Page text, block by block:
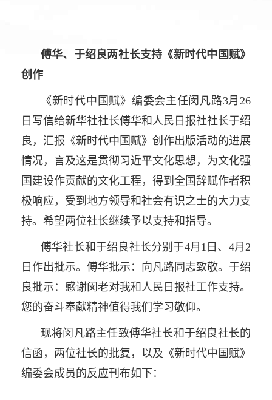
傅华、于绍良两社长支持《新时代中国赋》
创作
《新时代中国赋》编委会主任闵凡路3月26
日写信给新华社社长傅华和人民日报社社长于绍
良，汇报《新时代中国赋》创作出版活动的进展
情况，言及这是贯彻习近平文化思想，为文化强
国建设作贡献的文化工程，得到全国辞赋作者积
极响应，受到地方领导和社会有识之士的大力支
持。希望两位社长继续予以支持和指导。
傅华社长和于绍良社长分别于4月1日、4月2
日作出批示。傅华批示：向凡路同志致敬。于绍
良批示：感谢闵老对我和人民日报社工作支持。
您的奋斗奉献精神值得我们学习敬仰。
现将闵凡路主任致傅华社长和于绍良社长的
信函，两位社长的批复，以及《新时代中国赋》
编委会成员的反应刊布如下：